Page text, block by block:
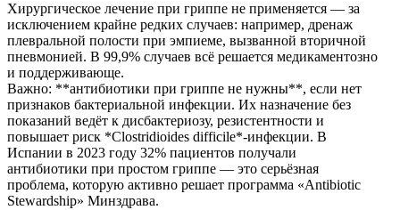
Хирургическое лечение при гриппе не применяется — за
исключением крайне редких случаев: например, дренаж
плевральной полости при эмпиеме, вызванной вторичной
пневмонией. В 99,9% случаев всё решается медикаментозно
и поддерживающе.
Важно: **антибиотики при гриппе не нужны**, если нет
признаков бактериальной инфекции. Их назначение без
показаний ведёт к дисбактериозу, резистентности и
повышает риск *Clostridioides difficile*-инфекции. В
Испании в 2023 году 32% пациентов получали
антибиотики при простом гриппе — это серьёзная
проблема, которую активно решает программа «Antibiotic
Stewardship» Минздрава.